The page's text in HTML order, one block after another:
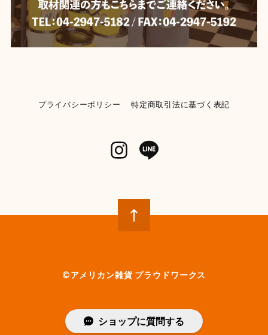
【Mercury】マーキュリー ビーチサンダル 《BLACK》★
BLACK-28cm
2026/06/04
イエロー
分から液漏れしてベタベタになります 今入ってる洗剤
YELLOW
2026/05/31
プライバシーポリシー 特定商取引法に基づく表記
©︎アメリカン雑貨 プラウドワークス
ショップに質問する